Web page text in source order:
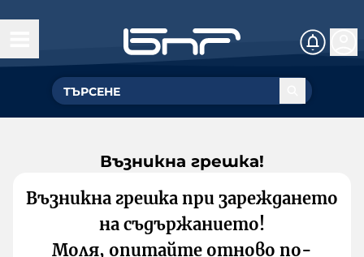
Възникна грешка!
Възникна грешка при зареждането
на съдържанието!
Моля, опитайте отново по-